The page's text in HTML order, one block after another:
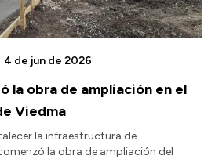
la obra de ampliación en el
Viedma
4 de jun de 2026
la infraestructura de
la obra de ampliación del